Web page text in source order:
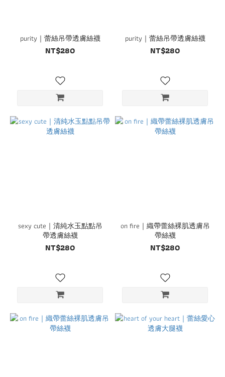
purity｜蕾絲吊帶透膚絲襪
NT$280
purity｜蕾絲吊帶透膚絲襪
NT$280
sexy cute｜清純水玉點點吊
帶透膚絲襪
NT$280
on fire｜織帶蕾絲裸肌透膚吊
帶絲襪
NT$280